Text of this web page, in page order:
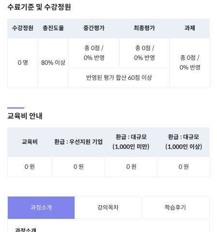
수료기준 및 수강정원
수강정원 총진도율 중간평가 최종평가 과제
0 명 80% 이상
총 0점 /
0% 반영
총 0점 /
0% 반영
총 0점 /
0% 반영
반영된 평가 합산 60점 이상
교육비 안내
교육비 환급 : 우선지원 기업
환급 : 대규모
(1,000인 미만)
환급 : 대규모
(1,000인 이상)
0 원 0 원 0 원 0 원
과정소개 강의목차 학습후기